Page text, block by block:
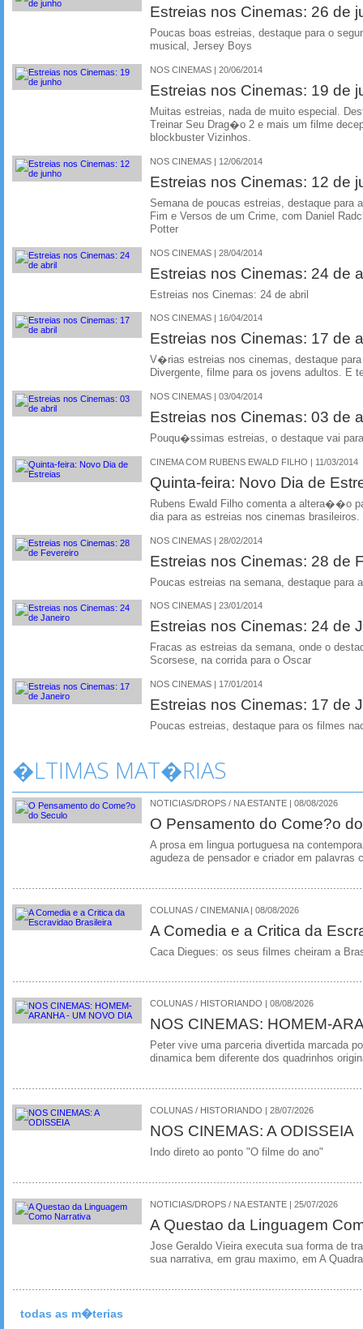
Estreias nos Cinemas: 26 de
Poucas boas estreias, destaque para o
musical, Jersey Boys
NOS CINEMAS | 20/06/2014
Estreias nos Cinemas: 19 de
Muitas estreias, nada de muito especial.
Treinar Seu Drag�o 2 e mais um filme
blockbuster Vizinhos.
NOS CINEMAS | 12/06/2014
Estreias nos Cinemas: 12 de
Semana de poucas estreias, destaque para
Fim e Versos de um Crime, com Daniel
Potter
NOS CINEMAS | 28/04/2014
Estreias nos Cinemas: 24 de
Estreias nos Cinemas: 24 de abril
NOS CINEMAS | 16/04/2014
Estreias nos Cinemas: 17 de
V�rias estreias nos cinemas, destaque
Divergente, filme para os jovens adultos. E
NOS CINEMAS | 03/04/2014
Estreias nos Cinemas: 03 de
Pouqu�ssimas estreias, o destaque vai
CINEMA COM RUBENS EWALD FILHO | 11/03/2014
Quinta-feira: Novo Dia de
Rubens Ewald Filho comenta a altera��o
dia para as estreias nos cinemas brasileiros.
NOS CINEMAS | 28/02/2014
Estreias nos Cinemas: 28 de
Poucas estreias na semana, destaque
NOS CINEMAS | 23/01/2014
Estreias nos Cinemas: 24 de
Fracas as estreias da semana, onde o
Scorsese, na corrida para o Oscar
NOS CINEMAS | 17/01/2014
Estreias nos Cinemas: 17 de
Poucas estreias, destaque para os filmes
�LTIMAS MAT�RIAS
NOTICIAS/DROPS / NA ESTANTE | 08/08/2026
O Pensamento do Come?o
A prosa em lingua portuguesa na
agudeza de pensador e criador em palavras
COLUNAS / CINEMANIA | 08/08/2026
A Comedia e a Critica da
Caca Diegues: os seus filmes cheiram a
COLUNAS / HISTORIANDO | 08/08/2026
NOS CINEMAS: HOMEM-
Peter vive uma parceria divertida marcada
dinamica bem diferente dos quadrinhos
COLUNAS / HISTORIANDO | 28/07/2026
NOS CINEMAS: A ODISSEIA
Indo direto ao ponto "O filme do ano"
NOTICIAS/DROPS / NA ESTANTE | 25/07/2026
A Questao da Linguagem
Jose Geraldo Vieira executa sua forma de
sua narrativa, em grau maximo, em A
todas as m�terias